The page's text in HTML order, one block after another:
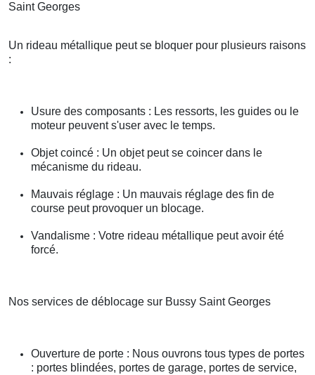
Saint Georges
Un rideau métallique peut se bloquer pour plusieurs raisons
:
Usure des composants : Les ressorts, les guides ou le
moteur peuvent s'user avec le temps.
Objet coincé : Un objet peut se coincer dans le
mécanisme du rideau.
Mauvais réglage : Un mauvais réglage des fin de
course peut provoquer un blocage.
Vandalisme : Votre rideau métallique peut avoir été
forcé.
Nos services de déblocage sur Bussy Saint Georges
Ouverture de porte : Nous ouvrons tous types de portes
: portes blindées, portes de garage, portes de service,